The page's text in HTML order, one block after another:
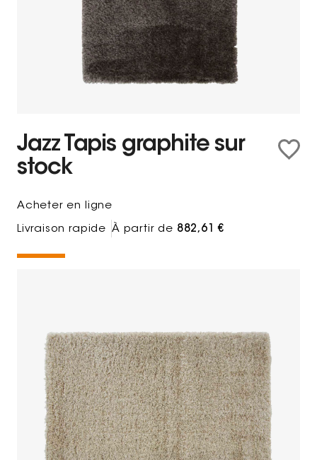
Jazz Tapis graphite sur
stock
Acheter en ligne
Livraison rapide À partir de 882,61 €